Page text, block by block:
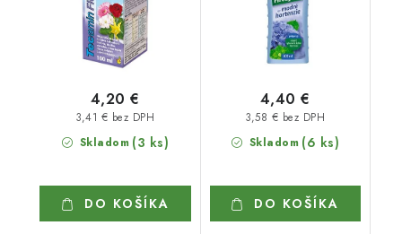
Skladom (3 ks)
3,41 € bez DPH
4,20 €
DO KOŠÍKA
Skladom (6 ks)
3,58 € bez DPH
4,40 €
DO KOŠÍKA